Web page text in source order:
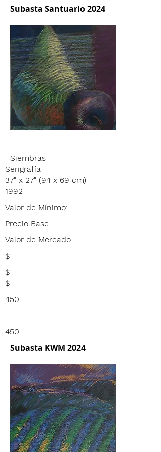
Subasta Santuario 2024
Siembras
Serigrafía
37" x 27" (94 x 69 cm)
1992
Valor de Mínimo:
Precio Base
Valor de Mercado
$
$
$
450
450
Subasta KWM 2024